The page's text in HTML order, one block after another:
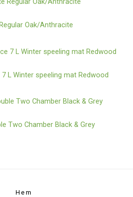
Oak/Anthracite
L Winter speeling mat Redwood
Two Chamber Black & Grey
Hem